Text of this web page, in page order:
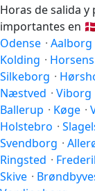
Horas de salida
importantes en
Odense · Aalborg
Kolding · Horsens
Silkeborg ·
Næstved · Viborg
Ballerup · Køge ·
Holstebro ·
Svendborg ·
Ringsted ·
Skive ·